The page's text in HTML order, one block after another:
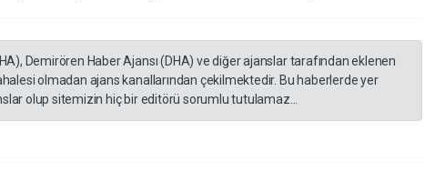
Demirören Haber Ajansı (DHA) ve diğer ajanslar tarafından eklenen
olmadan ajans kanallarından çekilmektedir. Bu haberlerde yer
olup sitemizin hiç bir editörü sorumlu tutulamaz...